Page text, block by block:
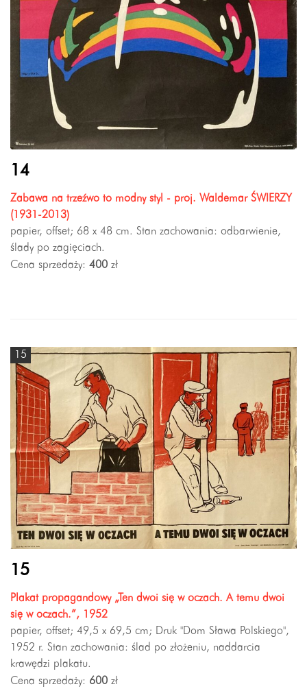
14
Zabawa na trzeźwo to modny styl - proj. Waldemar ŚWIERZY
(1931-2013)
papier, offset; 68 x 48 cm. Stan zachowania: odbarwienie,
ślady po zagięciach.
Cena sprzedaży: 400 zł
15
15
Plakat propagandowy „Ten dwoi się w oczach. A temu dwoi
się w oczach.”, 1952
papier, offset; 49,5 x 69,5 cm; Druk "Dom Sława Polskiego",
1952 r. Stan zachowania: ślad po złożeniu, naddarcia
krawędzi plakatu.
Cena sprzedaży: 600 zł